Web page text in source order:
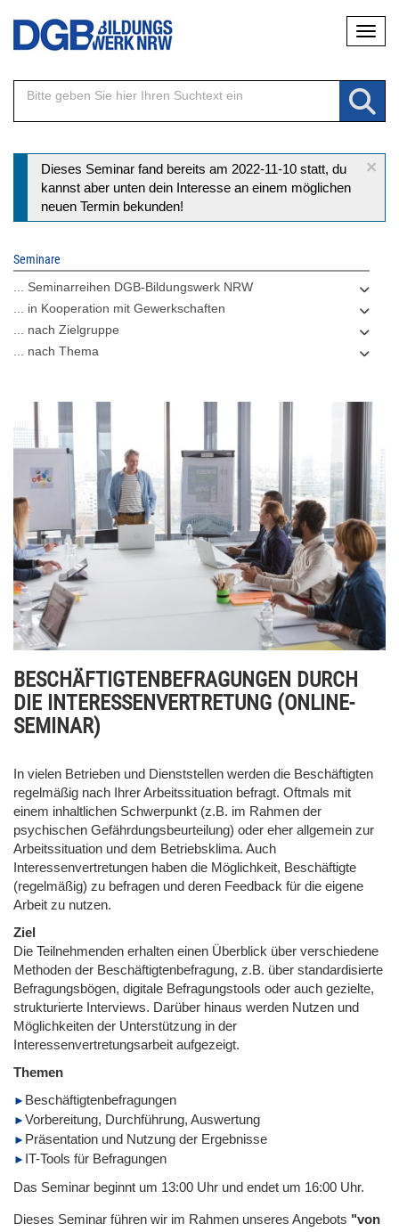
Direkt
Inhalt
×
Statusmeldung
Dieses Seminar fand bereits am 2022-11-10 statt, du
kannst aber unten dein Interesse an einem möglichen
neuen Termin bekunden!
Seminare
... Seminarreihen DGB-Bildungswerk NRW
... in Kooperation mit Gewerkschaften
... nach Zielgruppe
... nach Thema
BESCHÄFTIGTENBEFRAGUNGEN DURCH
DIE INTERESSENVERTRETUNG (ONLINE-
SEMINAR)
In vielen Betrieben und Dienststellen werden die Beschäftigten
regelmäßig nach Ihrer Arbeitssituation befragt. Oftmals mit
einem inhaltlichen Schwerpunkt (z.B. im Rahmen der
psychischen Gefährdungsbeurteilung) oder eher allgemein zur
Arbeitssituation und dem Betriebsklima. Auch
Interessenvertretungen haben die Möglichkeit, Beschäftigte
(regelmäßig) zu befragen und deren Feedback für die eigene
Arbeit zu nutzen.
Ziel
Die Teilnehmenden erhalten einen Überblick über verschiedene
Methoden der Beschäftigtenbefragung, z.B. über standardisierte
Befragungsbögen, digitale Befragungstools oder auch gezielte,
strukturierte Interviews. Darüber hinaus werden Nutzen und
Möglichkeiten der Unterstützung in der
Interessenvertretungsarbeit aufgezeigt.
Themen
Beschäftigtenbefragungen
Vorbereitung, Durchführung, Auswertung
Präsentation und Nutzung der Ergebnisse
IT-Tools für Befragungen
Das Seminar beginnt um 13:00 Uhr und endet um 16:00 Uhr.
Dieses Seminar führen wir im Rahmen unseres Angebots "von